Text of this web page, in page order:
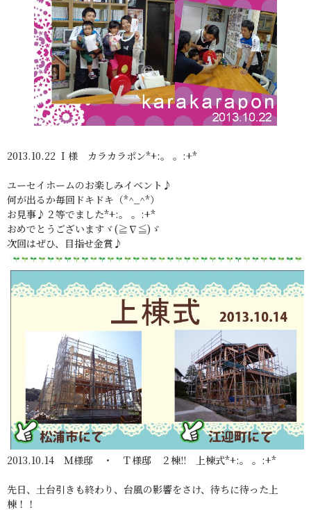
2013.10.22 Ｉ様 カラカラポン*+:。 。:+*
ユーセイホームのお楽しみイベント♪
何が出るか毎回ドキドキ（*^_^*）
お見事♪２等でました*+:。 。:+*
おめでとうございますヾ(≧∇≦)ゞ
次回はぜひ、目指せ金賞♪
2013.10.14 Ｍ様邸 ・ Ｔ様邸 ２棟!! 上棟式*+:。 。:+*
先日、土台引きも終わり、台風の影響をさけ、待ちに待った上
棟！！